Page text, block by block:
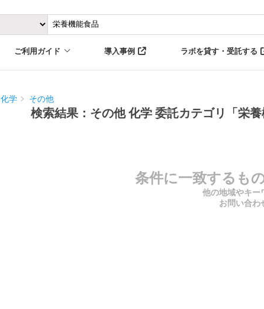
ご利用ガイド 導入事例 ラボを貸す・受託する
化学 その他
検索結果：その他 化学 委託カテゴリ「栄養
条件に一致するも
他の地域やキー
お問い合わ